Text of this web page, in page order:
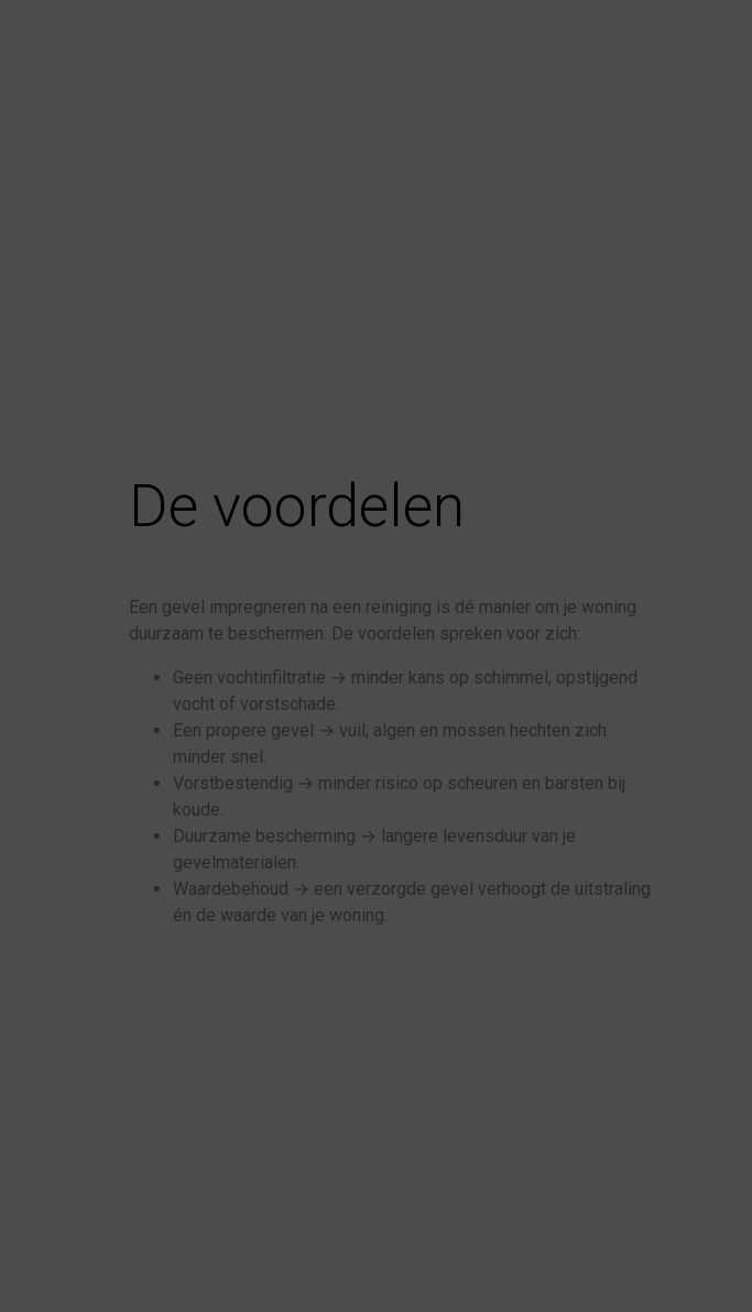
De voordelen
Een gevel impregneren na een reiniging is dé manier om je woning
duurzaam te beschermen. De voordelen spreken voor zich:
Geen vochtinfiltratie → minder kans op schimmel, opstijgend
vocht of vorstschade.
Een propere gevel → vuil, algen en mossen hechten zich
minder snel.
Vorstbestendig → minder risico op scheuren en barsten bij
koude.
Duurzame bescherming → langere levensduur van je
gevelmaterialen.
Waardebehoud → een verzorgde gevel verhoogt de uitstraling
én de waarde van je woning.